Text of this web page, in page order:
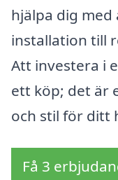
hjälpa dig
installation till
Att investera i
ett köp; det är
och stil för ditt
Få 3